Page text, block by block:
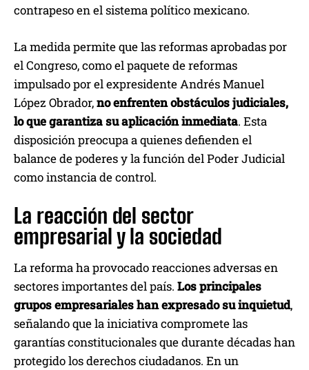
contrapeso en el sistema político mexicano.
La medida permite que las reformas aprobadas por
el Congreso, como el paquete de reformas
impulsado por el expresidente Andrés Manuel
López Obrador,no enfrenten obstáculos judiciales,
lo que garantiza su aplicación inmediata. Esta
disposición preocupa a quienes defienden el
balance de poderes y la función del Poder Judicial
como instancia de control.
La reacción del sector
empresarial y la sociedad
La reforma ha provocado reacciones adversas en
sectores importantes del país. Los principales
grupos empresariales han expresado su inquietud,
señalando que la iniciativa compromete las
garantías constitucionales que durante décadas han
protegido los derechos ciudadanos. En un